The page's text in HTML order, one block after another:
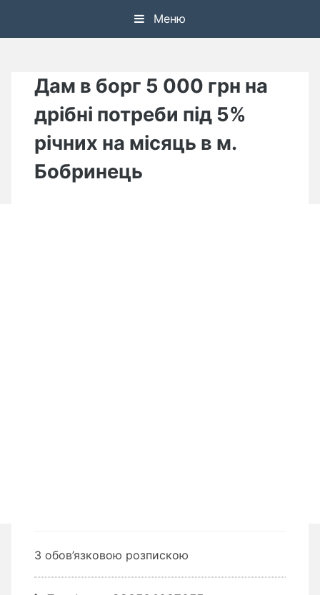
Меню
Дам в борг 5 000 грн на
дрібні потреби під 5%
річних на місяць в м.
Бобринець
З обов’язковою розпискою